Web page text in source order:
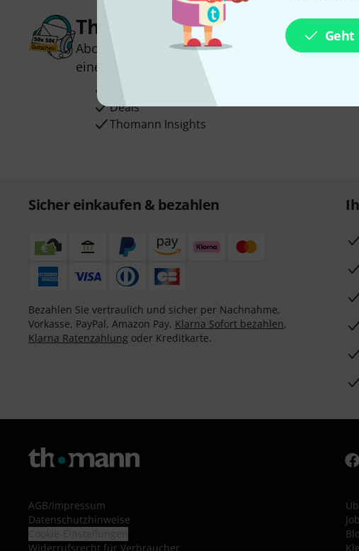
Thomann Newsletter
Abonniere den Thomann Newsletter und
einen von
50 Gutscheinen
Inspirierende Beiträge
Deals
Thomann Insights
Sicher einkaufen & bezahlen
Bezahlen Sie vertraulich und sicher per Nachnahme,
Vorkasse, PayPal, Amazon Pay, Klarna Sofort bezahlen,
Klarna Ratenzahlung oder Kreditkarte.
AGB/Impressum
Datenschutzhinweise
Widerrufsrecht für Verbraucher